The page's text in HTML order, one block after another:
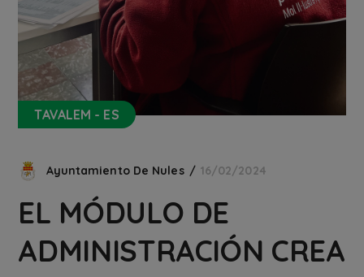
TAVALEM - ES
Ayuntamiento De Nules 16/02/2024
EL MÓDULO DE
ADMINISTRACIÓN CREA